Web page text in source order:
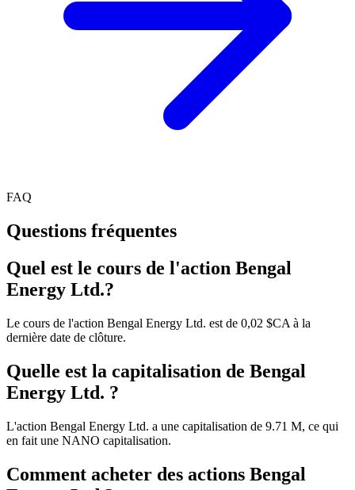
FAQ
Questions fréquentes
Quel est le cours de l'action Bengal
Energy Ltd.?
Le cours de l'action Bengal Energy Ltd. est de 0,02 $CA à la
dernière date de clôture.
Quelle est la capitalisation de Bengal
Energy Ltd. ?
L'action Bengal Energy Ltd. a une capitalisation de 9.71 M, ce qui
en fait une NANO capitalisation.
Comment acheter des actions Bengal